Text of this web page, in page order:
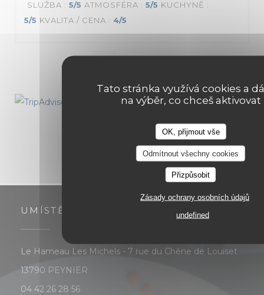
Tato stránka využívá cookies a
na výběr, co chceš aktivovat
OK, přijmout vše
Odmítnout všechny cookies
Přizpůsobit
Zásady ochrany osobních údajů
undefined
SLUŽBA : 5/5 ATMOSFÉRA : 5/5 KUCHYNĚ :
5/5 KVALITA / CENA : 4/5
UMÍSTĚNÍ
Le Hameau Les Michels - 7 rue du Chêne de Louiset
13790 PEYNIER
04 42 26 28 56